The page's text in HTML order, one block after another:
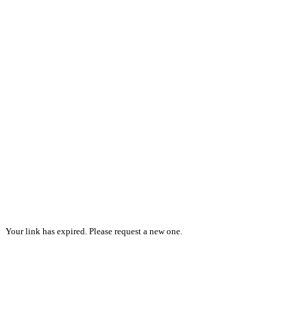
Your link has expired. Please request a new one.